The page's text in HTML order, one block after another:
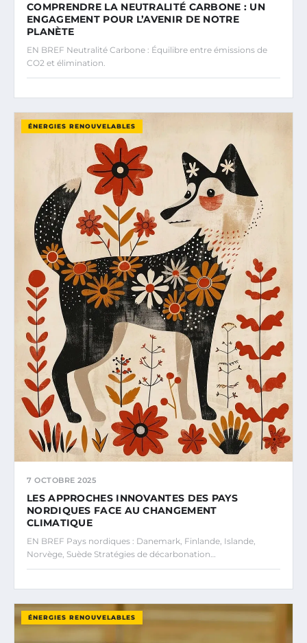
COMPRENDRE LA NEUTRALITÉ CARBONE : UN
ENGAGEMENT POUR L’AVENIR DE NOTRE
PLANÈTE
EN BREF Neutralité Carbone : Équilibre entre émissions de
CO2 et élimination.
ÉNERGIES RENOUVELABLES
7 OCTOBRE 2025
LES APPROCHES INNOVANTES DES PAYS
NORDIQUES FACE AU CHANGEMENT
CLIMATIQUE
EN BREF Pays nordiques : Danemark, Finlande, Islande,
Norvège, Suède Stratégies de décarbonation…
ÉNERGIES RENOUVELABLES